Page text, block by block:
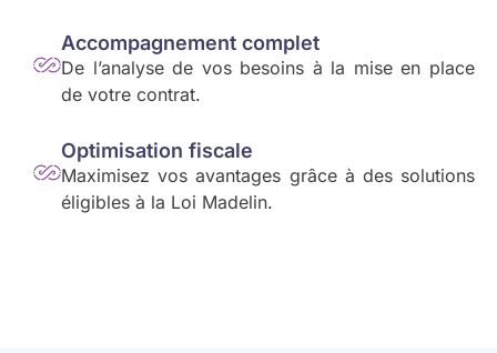
Accompagnement complet
De l’analyse de vos besoins à la mise en place
de votre contrat.
Optimisation fiscale
Maximisez vos avantages grâce à des solutions
éligibles à la Loi Madelin.